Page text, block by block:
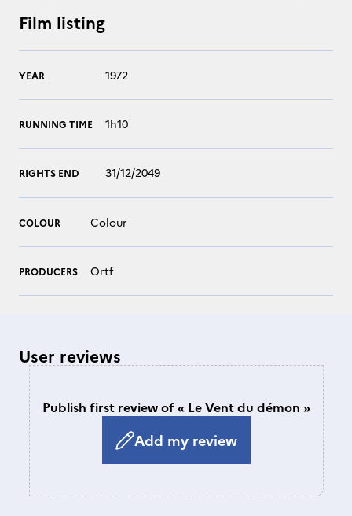
Film listing
YEAR 1972
RUNNING TIME 1h10
RIGHTS END 31/12/2049
COLOUR Colour
PRODUCERS Ortf
User reviews
Publish first review of « Le Vent du démon »
Add my review